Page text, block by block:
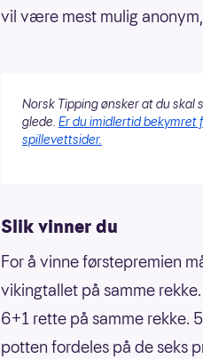
vil være mest mulig
Norsk Tipping ønsker at du skal
glede. Er du imidlertid bekymret
spillevettsider.
Slik vinner du
For å vinne førstepremien
vikingtallet på samme
6+1 rette på samme rekke.
potten fordeles på de seks